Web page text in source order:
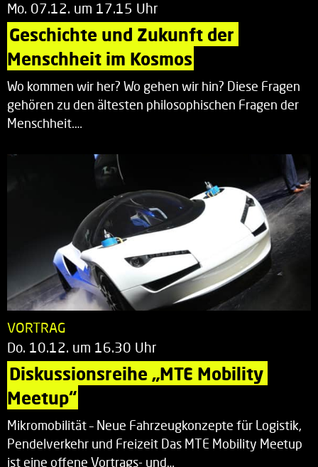
Mo. 07.12. um 17.15 Uhr
Geschichte und Zukunft der
Menschheit im Kosmos
Wo kommen wir her? Wo gehen wir hin? Diese Fragen
gehören zu den ältesten philosophischen Fragen der
Menschheit.…
VORTRAG
Do. 10.12. um 16.30 Uhr
Diskussionsreihe „MTE Mobility
Meetup“
Mikromobilität – Neue Fahrzeugkonzepte für Logistik,
Pendelverkehr und Freizeit Das MTE Mobility Meetup
ist eine offene Vortrags- und…